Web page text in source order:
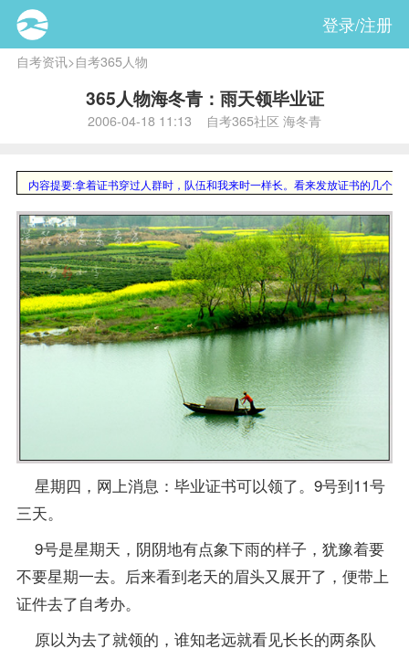
登录/注册
自考资讯>自考365人物
365人物海冬青：雨天领毕业证
2006-04-18 11:13 自考365社区 海冬青
内容提要:拿着证书穿过人群时，队伍和我来时一样长。看来发放证书的几个
星期四，网上消息：毕业证书可以领了。9号到11号
三天。
9号是星期天，阴阴地有点象下雨的样子，犹豫着要
不要星期一去。后来看到老天的眉头又展开了，便带上
证件去了自考办。
原以为去了就领的，谁知老远就看见长长的两条队